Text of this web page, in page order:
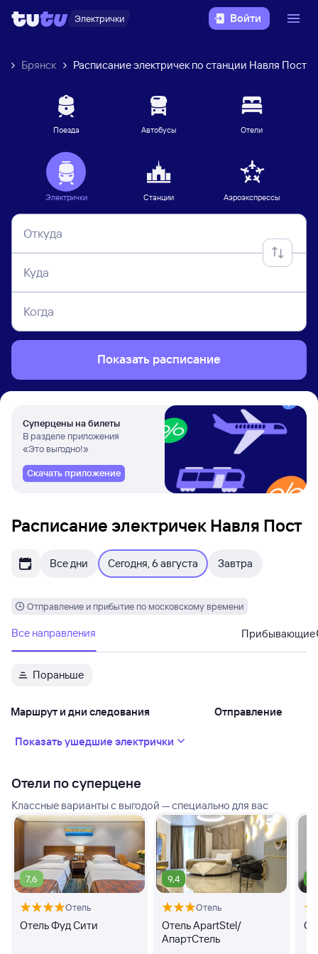
Электрички Войти
Брянск Расписание электричек по станции Навля Пост
Поезда Автобусы Отели
Электрички Станции Аэроэкспрессы
Откуда
Куда
Когда
Показать расписание
Суперцены на билеты
В разделе приложения
«Это выгодно!»
Скачать приложение
Расписание электричек Навля Пост
Все дни Сегодня, 6 августа Завтра
Отправление и прибытие по московскому времени
Все направления Прибывающие
Пораньше
Маршрут и дни следования Отправление
Показать ушедшие электрички
Отели по суперцене
Классные варианты с выгодой — специально для вас
7,6
Отель
Отель Фуд Сити
9,4
Отель
Отель ApartStel/
АпартСтель